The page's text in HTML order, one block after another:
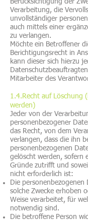
Berücksichtigung der
Verarbeitung, die
unvollständiger
auch mittels einer
zu verlangen.
Möchte ein Betroffener
Berichtigungsrecht in
kann dieser sich hierzu
Mitarbeiter des
1.4.Recht auf Löschung
werden)
Jeder von der
personenbezogener
das Recht, von dem
verlangen, dass die ihn
personenbezogenen
gelöscht werden, sofern
Gründe zutrifft und
nicht erforderlich ist:
Die
solche Zwecke erhoben
Weise verarbeitet, für
notwendig sind.
Die betroffene Person